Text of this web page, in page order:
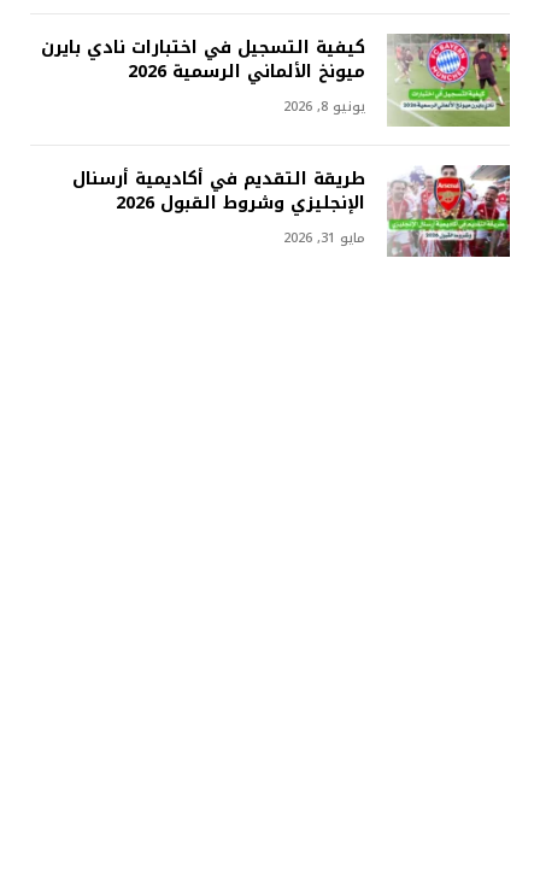
كيفية التسجيل في اختبارات نادي بايرن
ميونخ الألماني الرسمية 2026
يونيو 8, 2026
طريقة التقديم في أكاديمية أرسنال
الإنجليزي وشروط القبول 2026
مايو 31, 2026